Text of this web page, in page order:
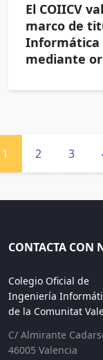
El COIICV
marco de
Informática
mediante
1 2 3
CONTACTA CON
Colegio Oficial de
Ingeniería
de la Comunitat
C/ Almirante
46005 Valencia